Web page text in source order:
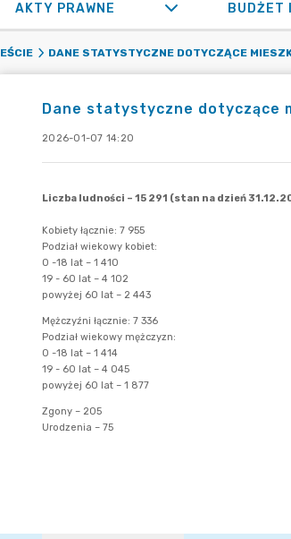
AKTY PRAWNE BUDŻET
DANE STATYSTYCZNE DOTYCZĄCE
Dane statystyczne dotyczące
2026-01-07 14:20